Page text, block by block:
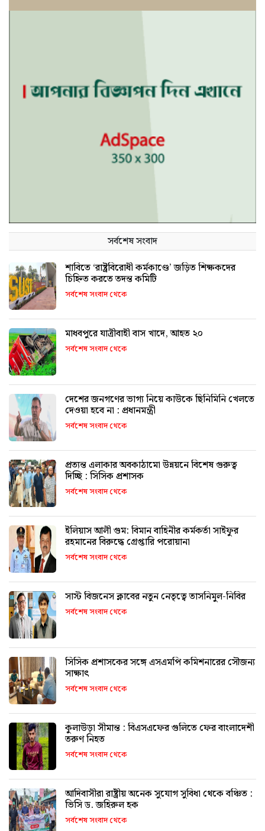
সর্বশেষ সংবাদ
শাবিতে ‘রাষ্ট্রবিরোধী কর্মকাণ্ডে’ জড়িত শিক্ষকদের
চিহ্নিত করতে তদন্ত কমিটি
সর্বশেষ সংবাদ থেকে
মাধবপুরে যাত্রীবাহী বাস খাদে, আহত ২০
সর্বশেষ সংবাদ থেকে
দেশের জনগণের ভাগ্য নিয়ে কাউকে ছিনিমিনি খেলতে
দেওয়া হবে না : প্রধানমন্ত্রী
সর্বশেষ সংবাদ থেকে
প্রত্যন্ত এলাকার অবকাঠামো উন্নয়নে বিশেষ গুরুত্ব
দিচ্ছি : সিসিক প্রশাসক
সর্বশেষ সংবাদ থেকে
ইলিয়াস আলী গুম: বিমান বাহিনীর কর্মকর্তা সাইফুর
রহমানের বিরুদ্ধে গ্রেপ্তারি পরোয়ানা
সর্বশেষ সংবাদ থেকে
সাস্ট বিজনেস ক্লাবের নতুন নেতৃত্বে তাসনিমুল-নিবির
সর্বশেষ সংবাদ থেকে
সিসিক প্রশাসকের সঙ্গে এসএমপি কমিশনারের সৌজন্য
সাক্ষাৎ
সর্বশেষ সংবাদ থেকে
কুলাউড়া সীমান্ত : বিএসএফের গুলিতে ফের বাংলাদেশী
তরুণ নিহত
সর্বশেষ সংবাদ থেকে
আদিবাসীরা রাষ্ট্রীয় অনেক সুযোগ সুবিধা থেকে বঞ্চিত :
ভিসি ড. জহিরুল হক
সর্বশেষ সংবাদ থেকে